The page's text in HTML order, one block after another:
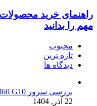
مهم را بدانید
محبوب
تازه ترین
دیدگاه ها
بررسی سرور HP DL360 G10 از نگاه ماهان شبکه ایرانیان
22 آذر, 1404